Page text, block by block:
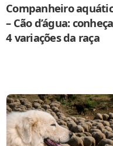
Companheiro
– Cão d’água:
4 variações da raça